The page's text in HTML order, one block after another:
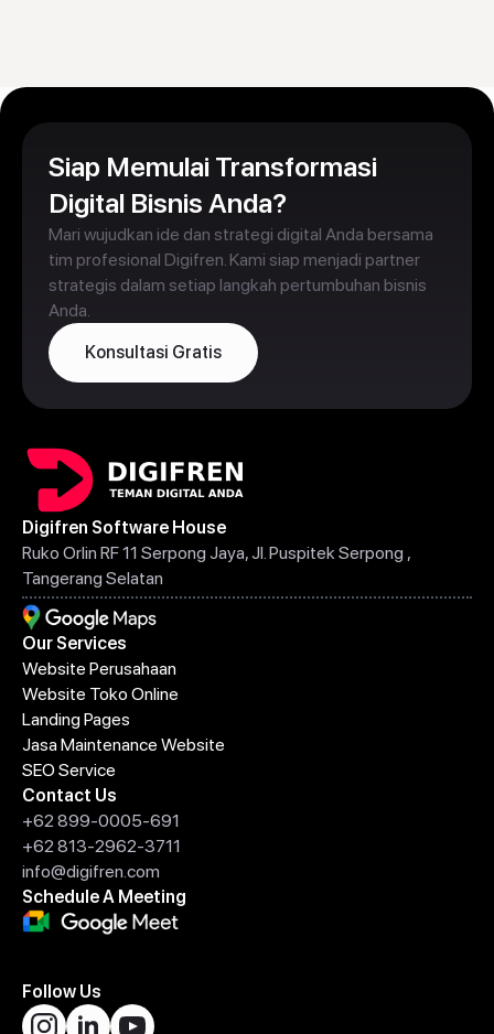
Siap Memulai Transformasi
Digital Bisnis Anda?
Mari wujudkan ide dan strategi digital Anda bersama
tim profesional Digifren. Kami siap menjadi partner
strategis dalam setiap langkah pertumbuhan bisnis
Anda.
Konsultasi Gratis
Our Services
Website Perusahaan
Website Toko Online
Landing Pages
Jasa Maintenance Website
SEO Service
Contact Us
+62 899-0005-691
+62 813-2962-3711
info@digifren.com
Schedule A Meeting
Digifren Software House
Ruko Orlin RF 11 Serpong Jaya, Jl. Puspitek Serpong ,
Tangerang Selatan
Follow Us